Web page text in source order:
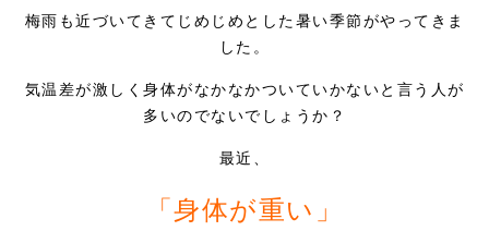
採用情報
梅雨も近づいてきてじめじめとした暑い季節がやってきま
した。
気温差が激しく身体がなかなかついていかないと言う人が
多いのでないでしょうか？
最近、
「身体が重い」